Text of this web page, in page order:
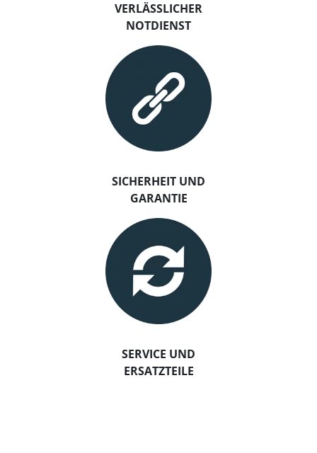
VERLÄSSLICHER
NOTDIENST
SICHERHEIT UND
GARANTIE
SERVICE UND
ERSATZTEILE